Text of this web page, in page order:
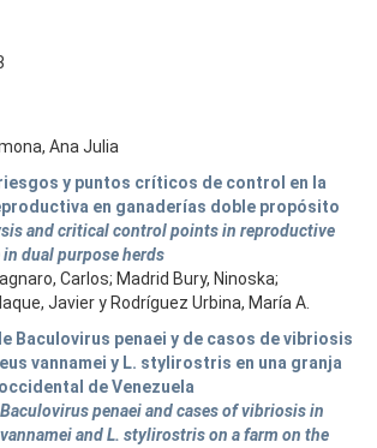
Ana Julia
y puntos críticos de control en la
en ganaderías doble propósito
and critical control points in reproductive
dual purpose herds
Carlos; Madrid Bury, Ninoska;
Javier y Rodríguez Urbina, María A.
Baculovirus penaei y de casos de vibriosis
vannamei y L. stylirostris en una granja
de Venezuela
penaei and cases of vibriosis in
and L. stylirostris on a farm on the